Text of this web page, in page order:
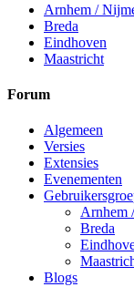
Arnhem /
Breda
Eindhoven
Maastricht
Forum
Algemeen
Versies
Extensies
Evenementen
Arnhem
Breda
Blogs